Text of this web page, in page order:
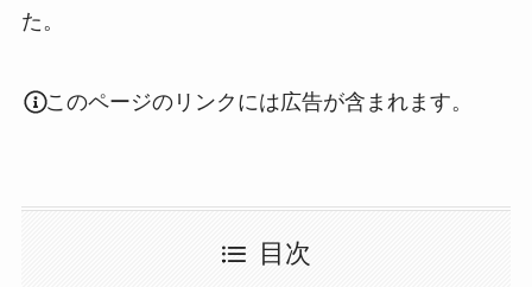
た。
このページのリンクには広告が含まれます。
目次